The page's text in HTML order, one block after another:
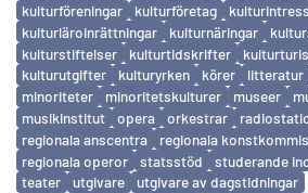
kulturföreningar
kulturföretag
kulturläroinrättningar
kulturnäringar
kulturstiftelser
kulturtidskrifter
kulturutgifter
kulturyrken körer litteratur
minoriteter
minoritetskulturer museer
musikinstitut
opera orkestrar
regionala anscentra
regionala
regionala operor
statsstöd
studerande
teater
utgivare
utgivare av dagstidningar